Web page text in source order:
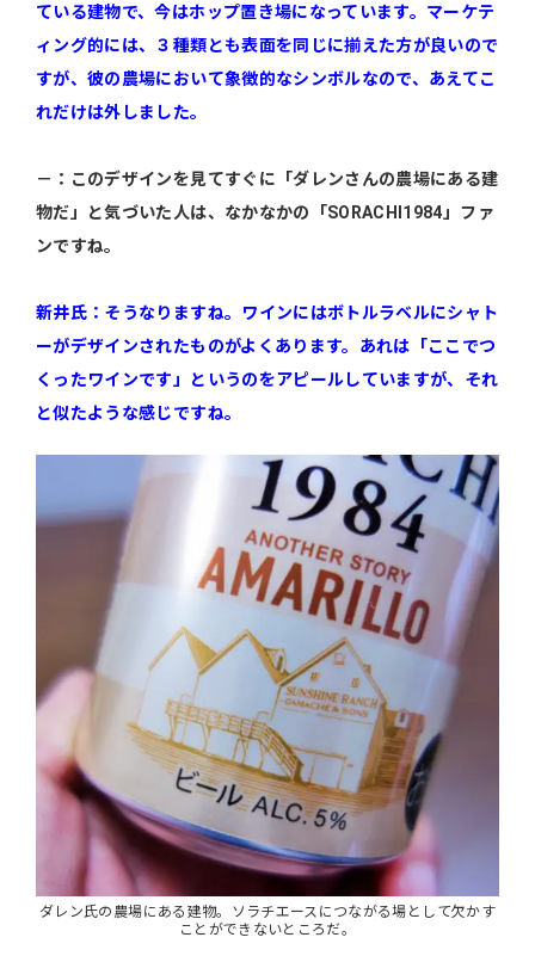
ている建物で、今はホップ置き場になっています。マーケテ
ィング的には、３種類とも表面を同じに揃えた方が良いので
すが、彼の農場において象徴的なシンボルなので、あえてこ
れだけは外しました。
－：このデザインを見てすぐに「ダレンさんの農場にある建
物だ」と気づいた人は、なかなかの「SORACHI1984」ファ
ンですね。
新井氏：そうなりますね。ワインにはボトルラベルにシャト
ーがデザインされたものがよくあります。あれは「ここでつ
くったワインです」というのをアピールしていますが、それ
と似たような感じですね。
ダレン氏の農場にある建物。ソラチエースにつながる場として欠かす
ことができないところだ。